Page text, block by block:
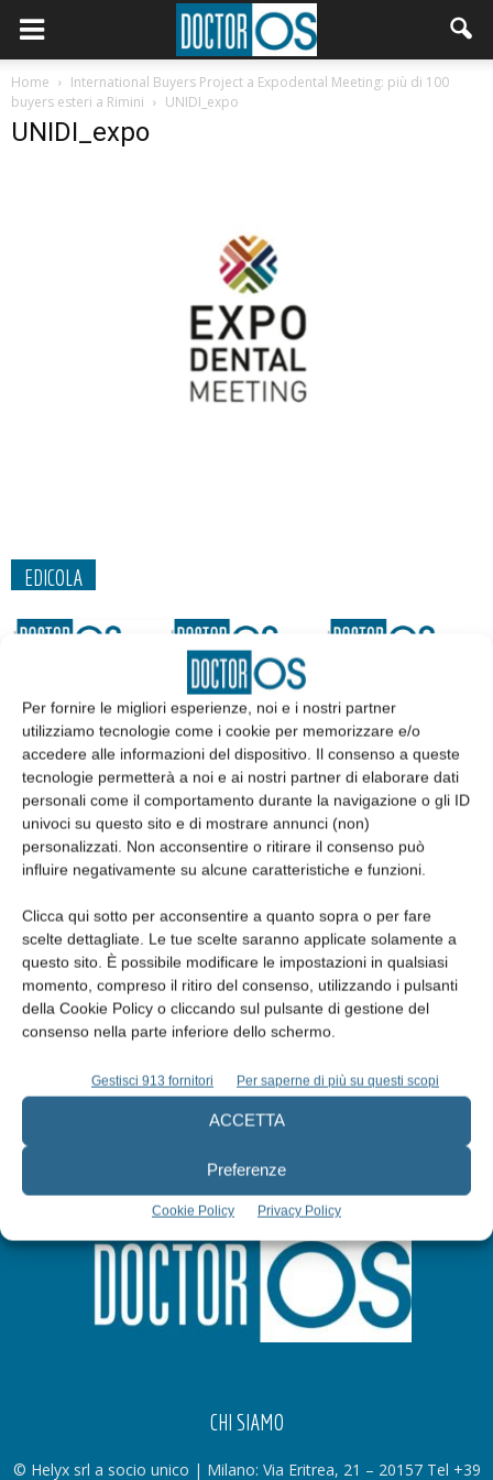
Per fornire le migliori esperienze, noi e i nostri partner
utilizziamo tecnologie come i cookie per memorizzare e/o
accedere alle informazioni del dispositivo. Il consenso a queste
tecnologie permetterà a noi e ai nostri partner di elaborare dati
personali come il comportamento durante la navigazione o gli ID
univoci su questo sito e di mostrare annunci (non)
personalizzati. Non acconsentire o ritirare il consenso può
influire negativamente su alcune caratteristiche e funzioni.
Clicca qui sotto per acconsentire a quanto sopra o per fare
scelte dettagliate. Le tue scelte saranno applicate solamente a
questo sito. È possibile modificare le impostazioni in qualsiasi
momento, compreso il ritiro del consenso, utilizzando i pulsanti
della Cookie Policy o cliccando sul pulsante di gestione del
consenso nella parte inferiore dello schermo.
Gestisci 913 fornitori Per saperne di più su questi scopi
ACCETTA
Preferenze
Cookie Policy Privacy Policy
Home
International Buyers Project a Expodental Meeting: più di 100
buyers esteri a Rimini
UNIDI_expo
UNIDI_expo
EDICOLA
Edicola web
Abbonati
Iscriviti alla newsletter
CHI SIAMO
© Helyx srl a socio unico | Milano: Via Eritrea, 21 – 20157 Tel +39